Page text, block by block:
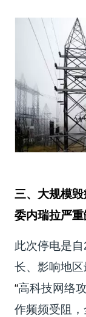
三、大规模
委内瑞拉严
此次停电是
长、影响地
“高科技网络
作频频受阻